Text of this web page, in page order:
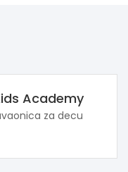
Academy
za decu